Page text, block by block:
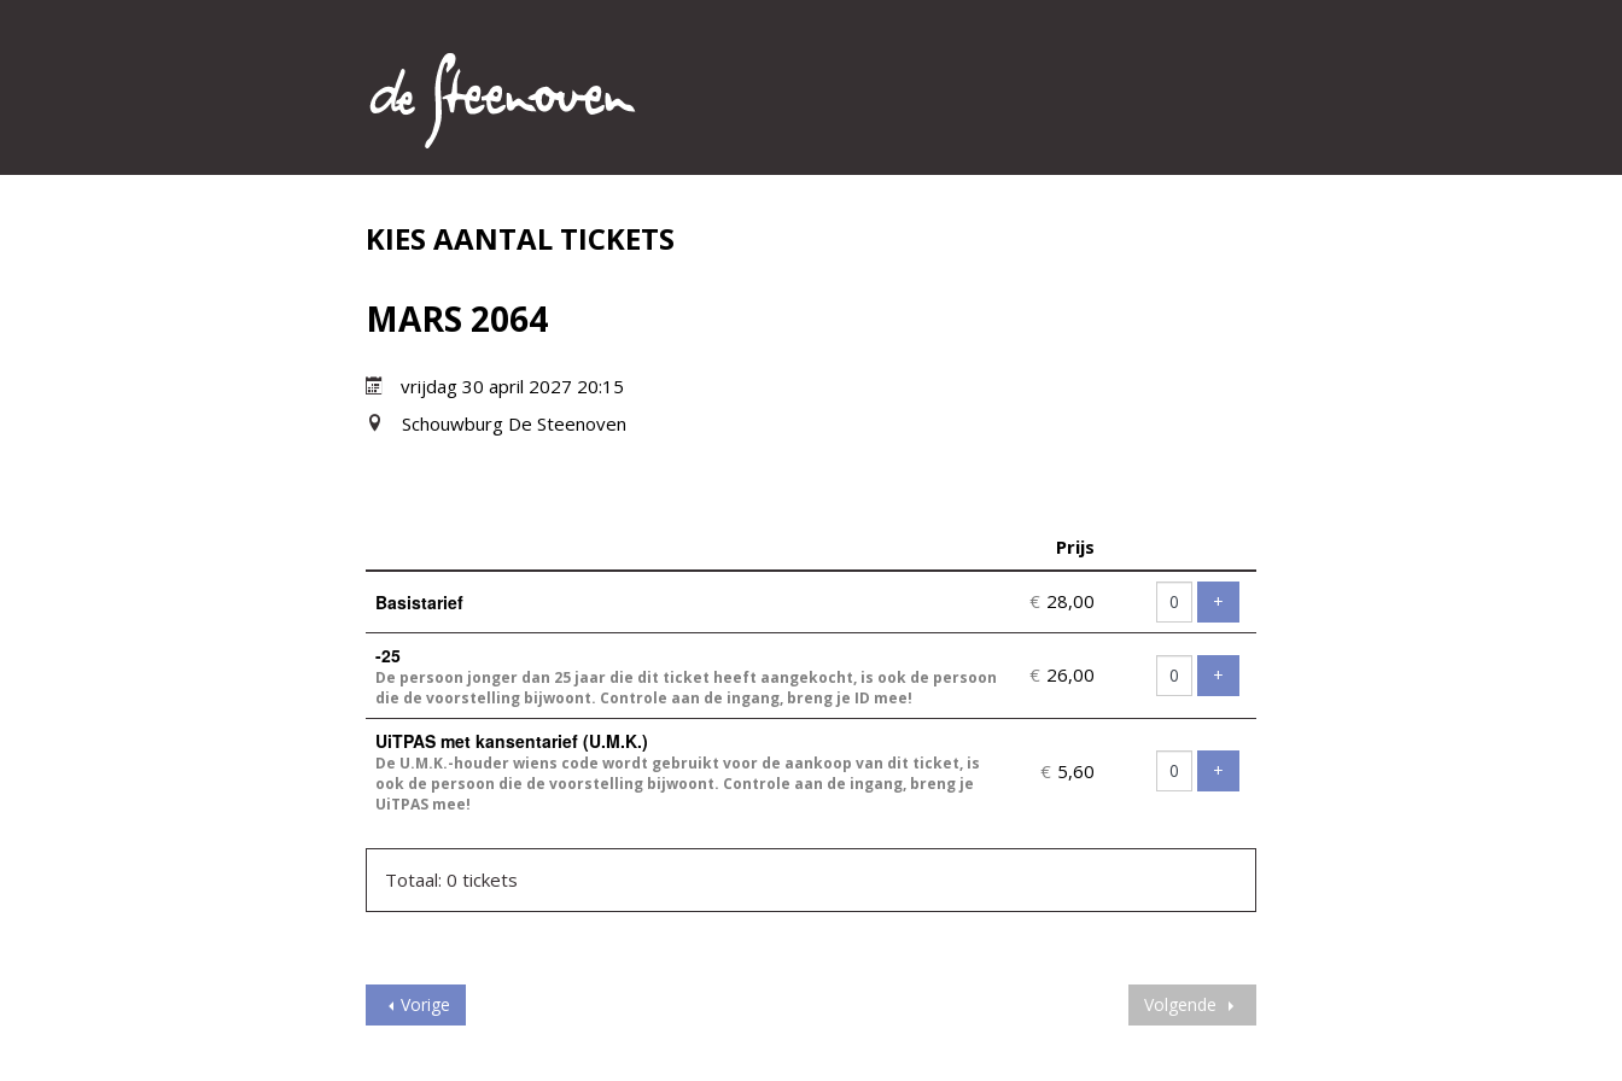
KIES AANTAL TICKETS
MARS 2064
vrijdag 30 april 2027 20:15
Schouwburg De Steenoven
Prijs
tickets
Basistarief
€ 28,00 +
-25
De persoon jonger dan 25 jaar die dit ticket heeft aangekocht, is ook de persoon
die de voorstelling bijwoont. Controle aan de ingang, breng je ID mee!
€ 26,00 +
UiTPAS met kansentarief (U.M.K.)
De U.M.K.-houder wiens code wordt gebruikt voor de aankoop van dit ticket, is
ook de persoon die de voorstelling bijwoont. Controle aan de ingang, breng je
UiTPAS mee!
€ 5,60 +
Totaal: 0 tickets
Vorige Volgende